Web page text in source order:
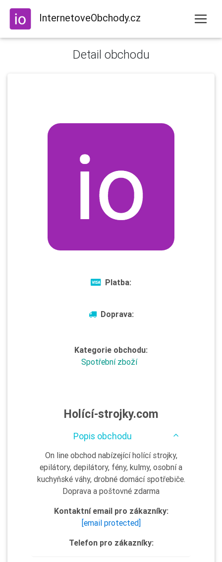
InternetoveObchody.cz
Detail obchodu
Platba:
Doprava:
Kategorie obchodu:
Spotřební zboží
Holící-strojky.com
Popis obchodu
On line obchod nabízející holící strojky,
epilátory, depilátory, fény, kulmy, osobní a
kuchyňské váhy, drobné domácí spotřebiče.
Doprava a poštovné zdarma
Kontaktní email pro zákazníky:
[email protected]
Telefon pro zákazníky: